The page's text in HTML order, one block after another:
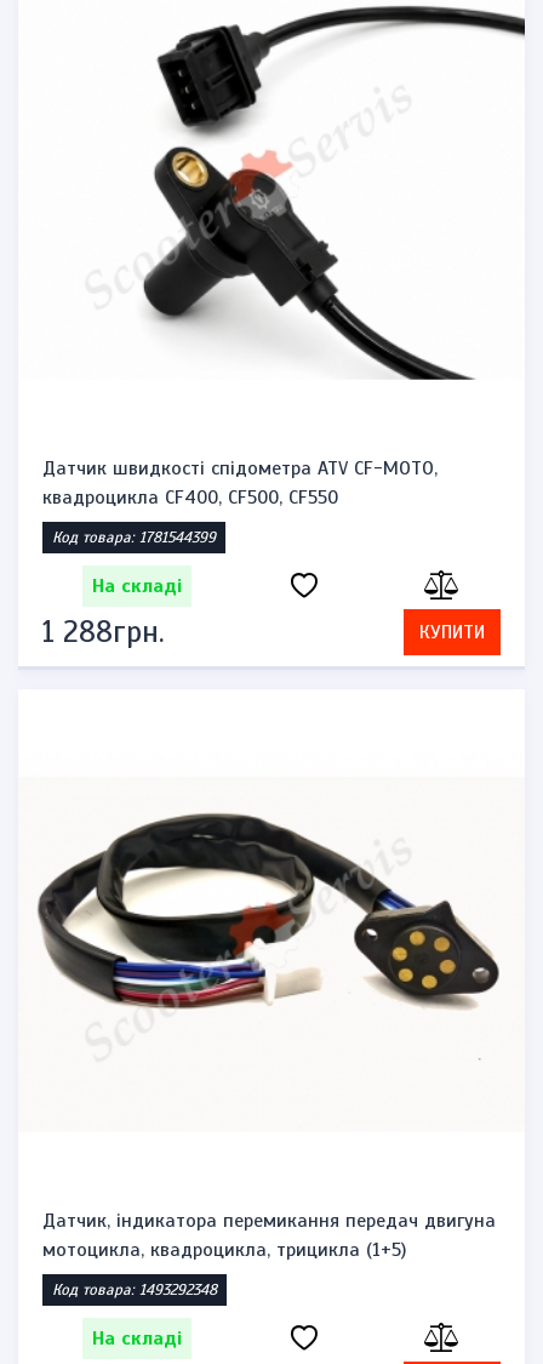
Датчик швидкості спідометра ATV CF-MOTO,
квадроцикла CF400, CF500, CF550
Код товара: 1781544399
На складі
1 288грн. КУПИТИ
Датчик, індикатора перемикання передач двигуна
мотоцикла, квадроцикла, трицикла (1+5)
Код товара: 1493292348
На складі